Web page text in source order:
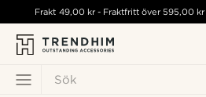
Sök
Frakt 49,00 kr- Fraktfritt över595,00 kr